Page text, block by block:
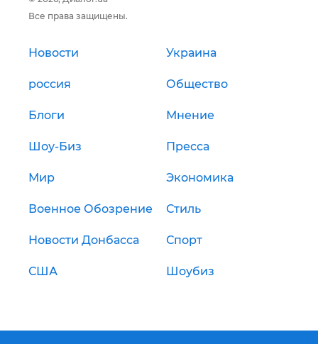
Все права защищены.
Новости Украина
россия Общество
Блоги Мнение
Шоу-Биз Пресса
Мир Экономика
Военное Обозрение Стиль
Новости Донбасса Спорт
США Шоубиз